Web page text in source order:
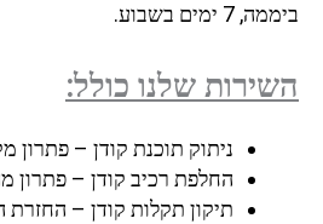
ביממה, 7 ימים בשבוע.
השירות שלנו כולל:
ניתוק תוכנת קודן – פתרון
החלפת רכיב קודן – פתרון
תיקון תקלות קודן – החזרת